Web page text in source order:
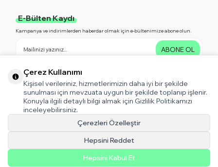
Destek için tıklayın!
E-Bülten Kaydı
Kampanya ve indirimlerden haberdar olmak için e-bültenimize abone olun.
ABONE OL
KVKK Sözleşmesi'ni
Bizi Takip Edin!
Kampanya ve indirimlerden haberdar olmak için bizi Takip Edin!
Çerez Kullanımı
Kişisel verileriniz, hizmetlerimizin daha iyi bir şekilde
sunulması için mevzuata uygun bir şekilde toplanıp işlenir.
Konuyla ilgili detaylı bilgi almak için Gizlilik Politikamızı
inceleyebilirsiniz.
Çerezleri Özelleştir
Hepsini Reddet
Hepsini Kabul Et